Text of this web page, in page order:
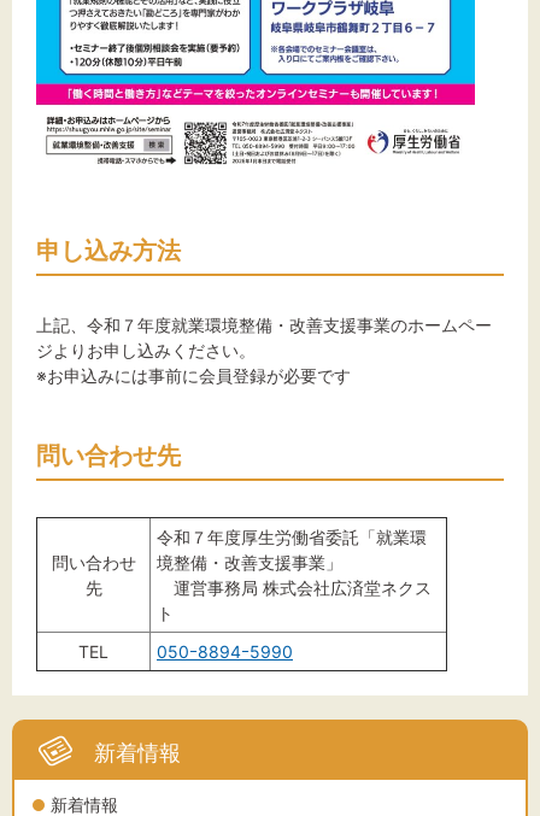
新着情報
新着情報
申し込み方法
上記、令和７年度就業環境整備・改善支援事業のホームペー
ジよりお申し込みください。
※お申込みには事前に会員登録が必要です
問い合わせ先
問い合わせ
先
令和７年度厚生労働省委託「就業環
境整備・改善支援事業」
運営事務局 株式会社広済堂ネクス
ト
TEL
050ｰ8894ｰ5990